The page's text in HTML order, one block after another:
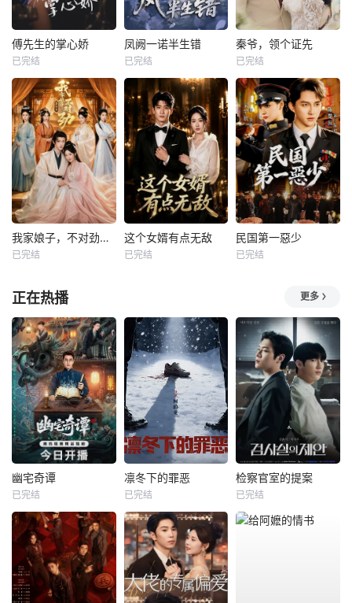
傅先生的掌心娇
已完结
凤阙一诺半生错
已完结
秦爷，领个证先
已完结
我家娘子，不对劲第四季
已完结
这个女婿有点无敌
已完结
民国第一惡少
已完结
正在热播 更多
幽宅奇谭
已完结
凛冬下的罪恶
已完结
检察官室的提案
已完结